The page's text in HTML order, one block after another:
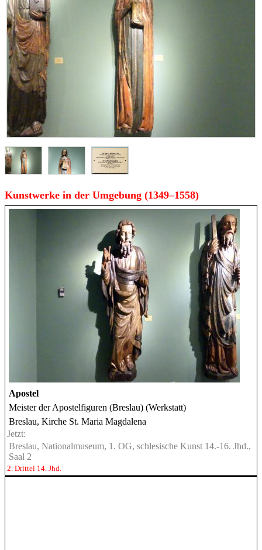
Kunstwerke in der Umgebung (1349–1558)
Apostel
Meister der Apostelfiguren (Breslau) (Werkstatt)
Breslau, Kirche St. Maria Magdalena
Jetzt:
Breslau, Nationalmuseum, 1. OG, schlesische Kunst 14.-16. Jhd.,
Saal 2
2. Drittel 14. Jhd.